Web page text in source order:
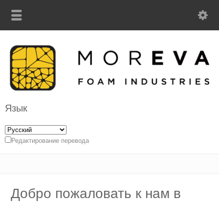
Язык
Редактирование перевода
Добро пожаловать к нам в